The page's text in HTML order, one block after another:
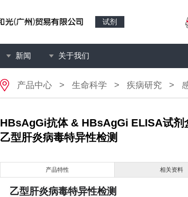
试剂
新闻 关于我们
产品中心 > 生命科学 > 疾病研究 >
HBsAgGi抗体 & HBsAgGi ELISA试剂
乙型肝炎病毒特异性检测
产品特性 相关资料
乙型肝炎病毒特异性检测